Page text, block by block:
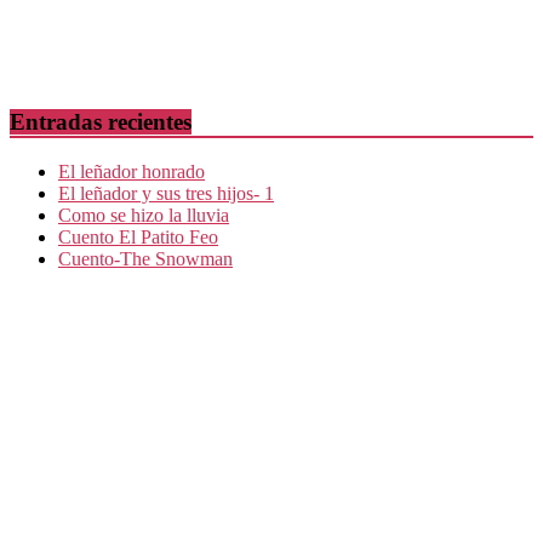
Entradas recientes
El leñador honrado
El leñador y sus tres hijos- 1
Como se hizo la lluvia
Cuento El Patito Feo
Cuento-The Snowman